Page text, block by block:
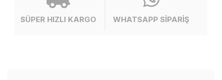
SÜPER HIZLI KARGO WHATSAPP SİPARİŞ